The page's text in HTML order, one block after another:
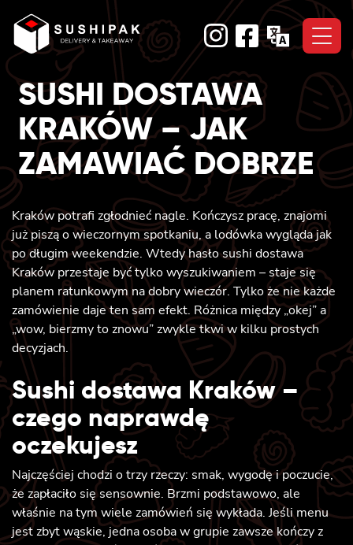
content
SUSHI DOSTAWA
KRAKÓW – JAK
ZAMAWIAĆ DOBRZE
Kraków potrafi zgłodnieć nagle. Kończysz pracę, znajomi
już piszą o wieczornym spotkaniu, a lodówka wygląda jak
po długim weekendzie. Wtedy hasło sushi dostawa
Kraków przestaje być tylko wyszukiwaniem – staje się
planem ratunkowym na dobry wieczór. Tylko że nie każde
zamówienie daje ten sam efekt. Różnica między „okej” a
„wow, bierzmy to znowu” zwykle tkwi w kilku prostych
decyzjach.
Sushi dostawa Kraków –
czego naprawdę
oczekujesz
Najczęściej chodzi o trzy rzeczy: smak, wygodę i poczucie,
że zapłaciło się sensownie. Brzmi podstawowo, ale
właśnie na tym wiele zamówień się wykłada. Jeśli menu
jest zbyt wąskie, jedna osoba w grupie zawsze kończy z